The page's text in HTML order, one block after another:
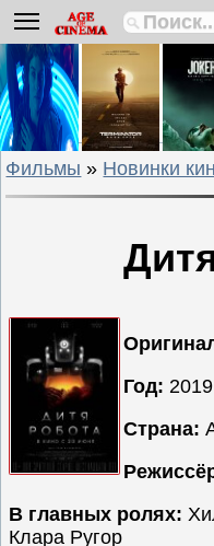
Биографии
Боевики
Вестерны
Военные
Детективы
Драмы
Мелодрамы
Мультфильмы
Мюзиклы
Приключения
Русские
Семейные
Фильмы » Новинки
Год: 2019
Страна:
В главных ролях:
Клара Ругор